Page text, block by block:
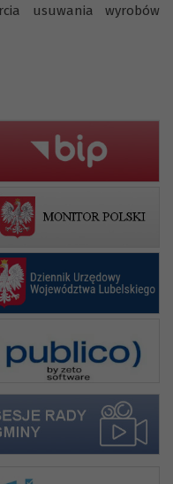
usuwania wyrobów